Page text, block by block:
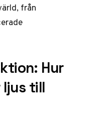
från
Hur
ljus till